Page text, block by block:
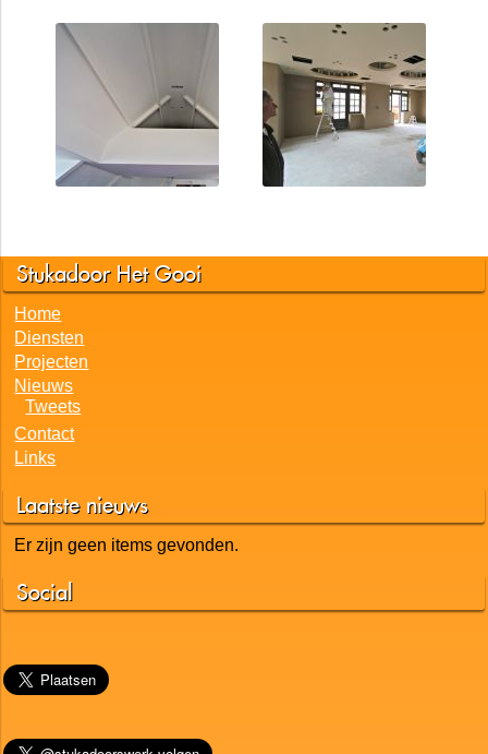
Stukadoor Het Gooi
Home
Diensten
Projecten
Nieuws
Tweets
Contact
Links
Laatste nieuws
Er zijn geen items gevonden.
Social